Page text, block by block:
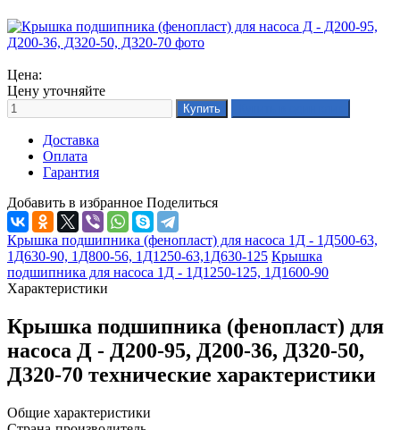
Цена:
Цену уточняйте
Доставка
Оплата
Гарантия
Добавить в избранное Поделиться
Крышка подшипника (фенопласт) для насоса 1Д - 1Д500-63,
1Д630-90, 1Д800-56, 1Д1250-63,1Д630-125 Крышка
подшипника для насоса 1Д - 1Д1250-125, 1Д1600-90
Характеристики
Крышка подшипника (фенопласт) для
насоса Д - Д200-95, Д200-36, Д320-50,
Д320-70 технические характеристики
Общие характеристики